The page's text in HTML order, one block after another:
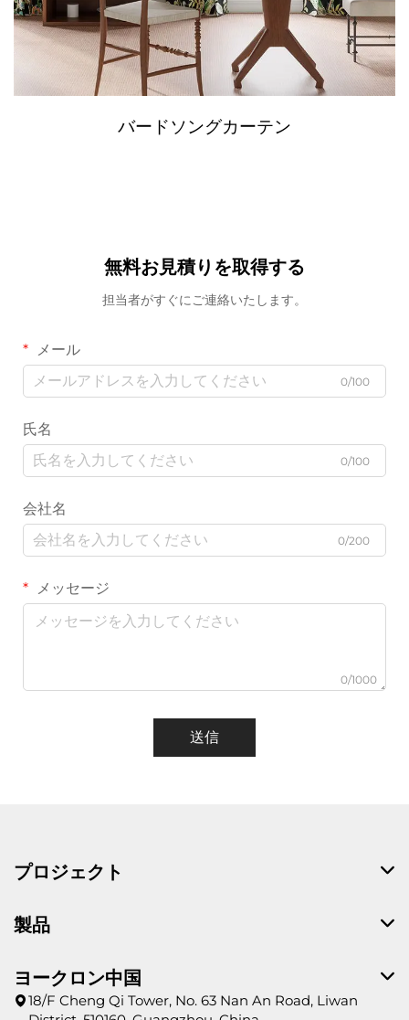
バードソングカーテン
無料お見積りを取得する
担当者がすぐにご連絡いたします。
メール
0/100
氏名
0/100
会社名
0/200
メッセージ
0/1000
送信
プロジェクト
製品
ヨークロン中国
18/F Cheng Qi Tower, No. 63 Nan An Road, Liwan